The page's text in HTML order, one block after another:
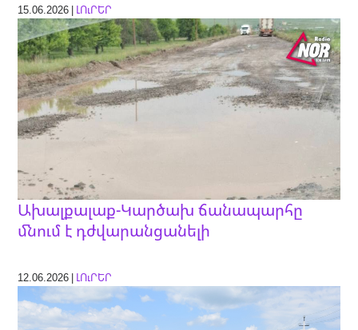
15.06.2026 | ԼՈւՐԵՐ
Ախալքալաք-Կարծախ ճանապարհը
մնում է դժվարանցանելի
12.06.2026 | ԼՈւՐԵՐ